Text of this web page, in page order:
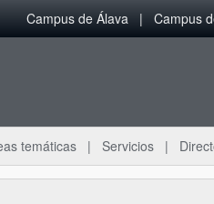
Campus de Álava Campus
temáticas Servicios